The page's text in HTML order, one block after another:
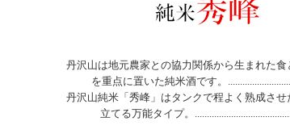
丹沢山は地元農家との協力関係から生まれた食
を重点に置いた純米酒です。
丹沢山純米「秀峰」はタンクで程よく熟成させ
立てる万能タイプ。